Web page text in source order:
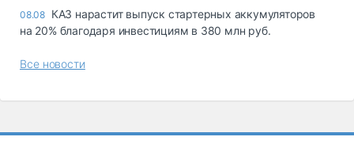
08.08 КАЗ нарастит выпуск стартерных аккумуляторов
на 20% благодаря инвестициям в 380 млн руб.
Все новости